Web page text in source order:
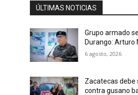
ÚLTIMAS NOTICIAS
Grupo armado
Durango: Arturo
6 agosto, 2026
Zacatecas debe
contra gusano